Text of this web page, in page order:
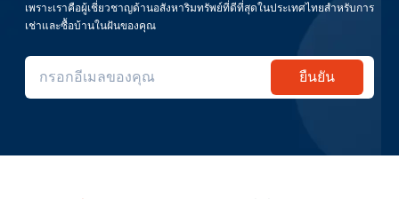
เพราะเราคือผู้เชี่ยวชาญด้านอสังหาริมทรัพย์ที่ดีที่สุดในประเทศไทยสำหรับการ
เช่าและซื้อบ้านในฝันของคุณ
ยืนยัน